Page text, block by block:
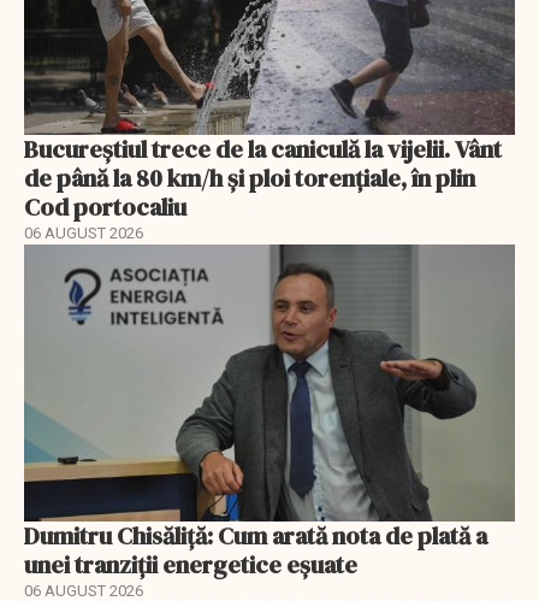
Bucureștiul trece de la caniculă la vijelii. Vânt
de până la 80 km/h și ploi torențiale, în plin
Cod portocaliu
06 AUGUST 2026
Dumitru Chisăliță: Cum arată nota de plată a
unei tranziții energetice eșuate
06 AUGUST 2026